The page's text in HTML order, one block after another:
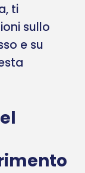
ti
sullo
e su